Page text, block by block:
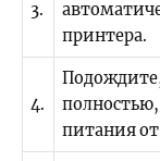
3.
принтера.
4.
питания от